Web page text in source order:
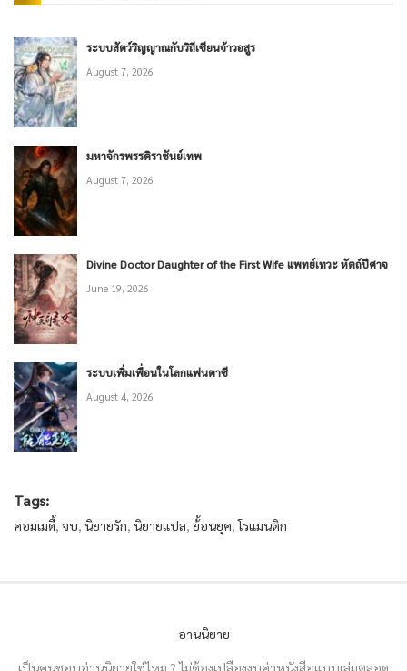
ระบบสัตว์วิญญาณกับวิถีเซียนจ้าวอสูร
August 7, 2026
มหาจักรพรรดิราชันย์เทพ
August 7, 2026
Divine Doctor Daughter of the First Wife แพทย์เทวะ หัตถ์ปีศาจ
June 19, 2026
ระบบเพิ่มเพื่อนในโลกแฟนตาซี
August 4, 2026
Tags:
คอมเมดี้, จบ, นิยายรัก, นิยายแปล, ย้้อนยุค,โรแมนติก
อ่านนิยาย